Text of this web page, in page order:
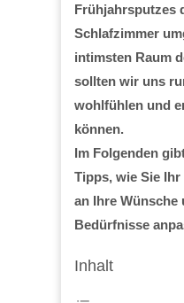
Frühjahrsputzes
Schlafzimmer
intimsten Raum
sollten wir uns
wohlfühlen und
können.
Im Folgenden
Tipps, wie Sie
an Ihre Wünsche
Bedürfnisse
Inhalt